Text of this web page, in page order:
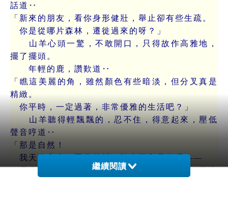
話道‥
「新來的朋友，看你身形健壯，舉止卻有些生疏。
你是從哪片森林，遷徙過來的呀？」
山羊心頭一驚，不敢開口，只得故作高雅地，
擺了擺頭。
年輕的鹿，讚歎道‥
「瞧這美麗的角，雖然顏色有些暗淡，但分叉真是
精緻。
你平時，一定過著，非常優雅的生活吧？」
山羊聽得輕飄飄的，忍不住，得意起來，壓低
聲音哼道‥
「那是自然！
我天生高貴，尋常草料，根本不入我的眼——
只有這皇家草場的精穀、黃豆，才配得上，我這
繼續閱讀